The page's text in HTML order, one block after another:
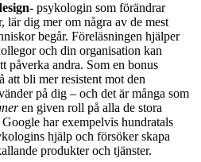
psykologin som förändrar
lär dig mer om några av de mest
begår. Föreläsningen hjälper
och din organisation kan
påverka andra. Som en bonus
att bli mer resistent mot den
på dig – och det är många som
en given roll på alla de stora
har exempelvis hundratals
hjälp och försöker skapa
produkter och tjänster.